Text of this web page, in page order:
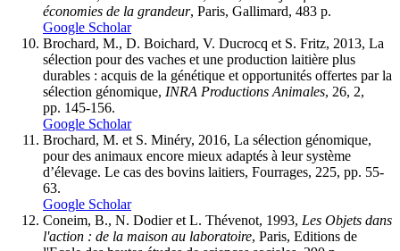
économies de la grandeur, Paris, Gallimard, 483 p.
Google Scholar
Brochard, M., D. Boichard, V. Ducrocq et S. Fritz, 2013, La
sélection pour des vaches et une production laitière plus
durables : acquis de la génétique et opportunités offertes par la
sélection génomique, INRA Productions Animales, 26, 2,
pp. 145-156.
Google Scholar
Brochard, M. et S. Minéry, 2016, La sélection génomique,
pour des animaux encore mieux adaptés à leur système
d’élevage. Le cas des bovins laitiers, Fourrages, 225, pp. 55-
63.
Google Scholar
Coneim, B., N. Dodier et L. Thévenot, 1993, Les Objets dans
l'action : de la maison au laboratoire, Paris, Editions de